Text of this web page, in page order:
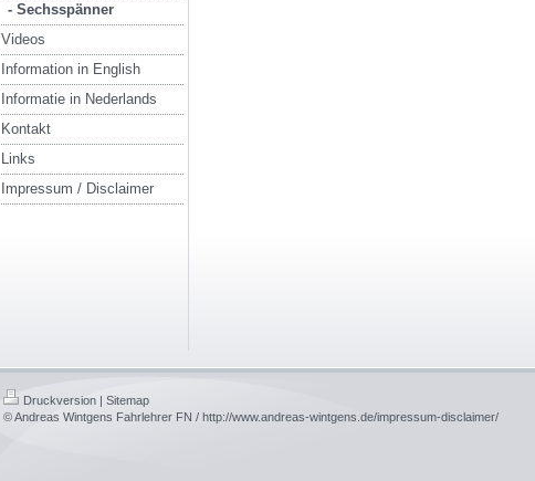
- Sechsspänner
Videos
Information in English
Informatie in Nederlands
Kontakt
Links
Impressum / Disclaimer
Druckversion | Sitemap
© Andreas Wintgens Fahrlehrer FN / http://www.andreas-wintgens.de/impressum-disclaimer/